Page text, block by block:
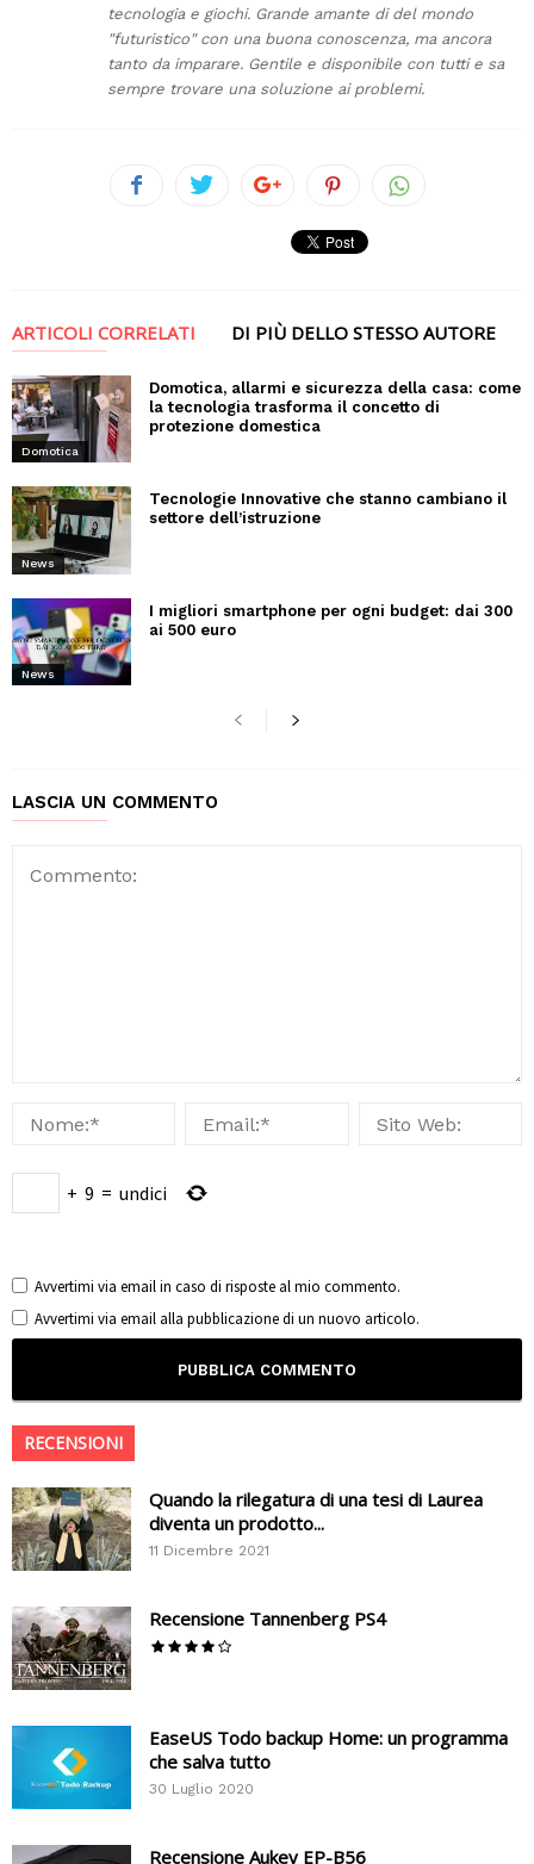
tecnologia e giochi. Grande amante di del mondo
"futuristico" con una buona conoscenza, ma ancora
tanto da imparare. Gentile e disponibile con tutti e sa
sempre trovare una soluzione ai problemi.
ARTICOLI CORRELATI DI PIÙ DELLO STESSO AUTORE
Domotica
Domotica, allarmi e sicurezza della casa: come
la tecnologia trasforma il concetto di
protezione domestica
News
Tecnologie Innovative che stanno cambiano il
settore dell’istruzione
News
I migliori smartphone per ogni budget: dai 300
ai 500 euro
LASCIA UN COMMENTO
+ 9 = undici
Avvertimi via email in caso di risposte al mio commento.
Avvertimi via email alla pubblicazione di un nuovo articolo.
RECENSIONI
Quando la rilegatura di una tesi di Laurea
diventa un prodotto...
11 Dicembre 2021
Recensione Tannenberg PS4
EaseUS Todo backup Home: un programma
che salva tutto
30 Luglio 2020
Recensione Aukey EP-B56